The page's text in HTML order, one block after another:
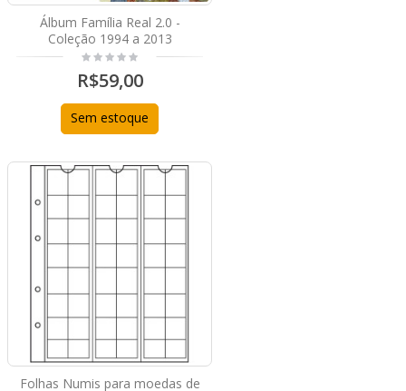
Álbum Família Real 2.0 -
Coleção 1994 a 2013
R$59,00
Sem estoque
Folhas Numis para moedas de